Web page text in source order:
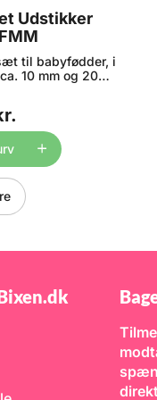
Udstikker
til babyfødder, i
10 mm og 20
Brug f.eks.
ved fremstilling
bordkort eller
på kager.
vedlagt.